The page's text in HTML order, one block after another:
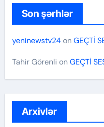
Son şərhlər
yeninewstv24onGEÇTİ
Tahir Görenli onGEÇTİ
Arxivlər